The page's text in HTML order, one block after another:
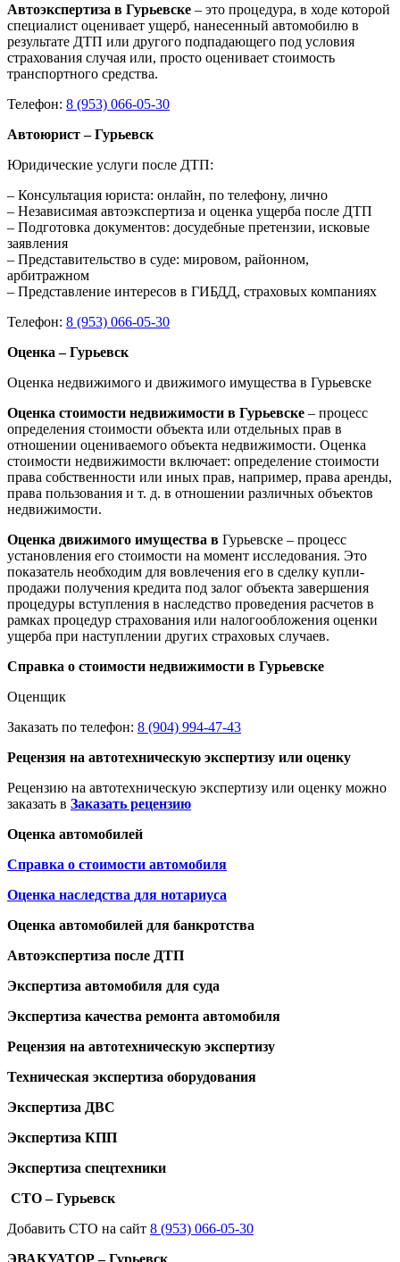
Автоэкспертиза в Гурьевске – это процедура, в ходе которой
специалист оценивает ущерб, нанесенный автомобилю в
результате ДТП или другого подпадающего под условия
страхования случая или, просто оценивает стоимость
транспортного средства.
Телефон: 8 (953) 066-05-30
Автоюрист – Гурьевск
Юридические услуги после ДТП:
– Консультация юриста: онлайн, по телефону, лично
– Независимая автоэкспертиза и оценка ущерба после ДТП
– Подготовка документов: досудебные претензии, исковые
заявления
– Представительство в суде: мировом, районном,
арбитражном
– Представление интересов в ГИБДД, страховых компаниях
Телефон: 8 (953) 066-05-30
Оценка – Гурьевск
Оценка недвижимого и движимого имущества в Гурьевске
Оценка стоимости недвижимости в Гурьевске – процесс
определения стоимости объекта или отдельных прав в
отношении оцениваемого объекта недвижимости. Оценка
стоимости недвижимости включает: определение стоимости
права собственности или иных прав, например, права аренды,
права пользования и т. д. в отношении различных объектов
недвижимости.
Оценка движимого имущества в Гурьевске – процесс
установления его стоимости на момент исследования. Это
показатель необходим для вовлечения его в сделку купли-
продажи получения кредита под залог объекта завершения
процедуры вступления в наследство проведения расчетов в
рамках процедур страхования или налогообложения оценки
ущерба при наступлении других страховых случаев.
Справка о стоимости недвижимости в Гурьевске
Оценщик
Заказать по телефон: 8 (904) 994-47-43
Рецензия на автотехническую экспертизу или оценку
Рецензию на автотехническую экспертизу или оценку можно
заказать в Заказать рецензию
Оценка автомобилей
Справка о стоимости автомобиля
Оценка наследства для нотариуса
Оценка автомобилей для банкротства
Автоэкспертиза после ДТП
Экспертиза автомобиля для суда
Экспертиза качества ремонта автомобиля
Рецензия на автотехническую экспертизу
Техническая экспертиза оборудования
Экспертиза ДВС
Экспертиза КПП
Экспертиза спецтехники
СТО – Гурьевск
Добавить СТО на сайт 8 (953) 066-05-30
ЭВАКУАТОР – Гурьевск